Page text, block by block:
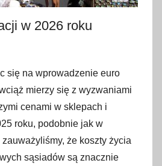
w 2026 roku
się na wprowadzenie euro
mierzy się z wyzwaniami
cenami w sklepach i
roku, podobnie jak w
że koszty życia
sąsiadów są znacznie